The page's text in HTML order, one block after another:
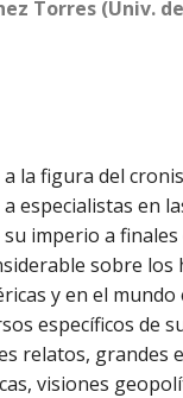
Torres (Univ.
la figura del
especialistas en
imperio a finales
sobre los
y en el
específicos de
relatos, grandes
visiones